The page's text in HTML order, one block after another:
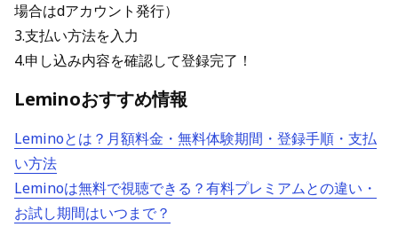
場合はdアカウント発行）
3.支払い方法を入力
4.申し込み内容を確認して登録完了！
Leminoおすすめ情報
Leminoとは？月額料金・無料体験期間・登録手順・支払
い方法
Leminoは無料で視聴できる？有料プレミアムとの違い・
お試し期間はいつまで？